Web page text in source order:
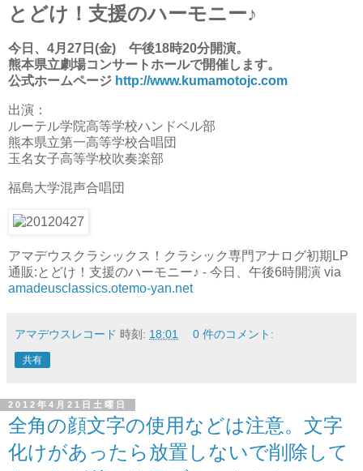
とどけ！支援のハーモニー♪
今日、4月27日(金) 午後18時20分開演。
熊本県立劇場コンサートホールで開催します。
公式ホームページ http://www.kumamotojc.com
出演：
ルーテル学院高等学校ハンドベル部
熊本県立第一高等学校合唱団
玉名女子高等学校吹奏楽部
福島大学混声合唱団
アマデウスクラシックス！クラシック専門アナログ初期LP
通販:とどけ！支援のハーモニー♪ - 今日、午後6時開演 via
amadeusclassics.otemo-yan.net
アマデウスレコード 時刻: 18:01 0 件のコメント:
共有
2012年4月21日土曜日
全角の顔文字の使用などは注意。文字
化けがあったら放置しないで削除して